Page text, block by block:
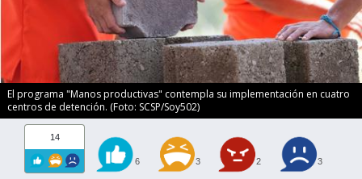
El programa "Manos productivas" contempla su implementación en cuatro
centros de detención. (Foto: SCSP/Soy502)
14
6 3 2 3